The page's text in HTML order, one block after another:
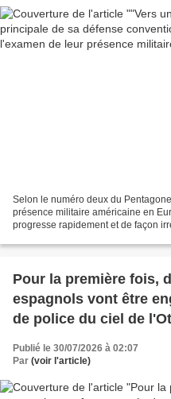
Selon le numéro deux du
présence militaire américaine en
progresse rapidement et de façon
Pour la première fois,
espagnols vont être
de police du ciel de
Publié le 30/07/2026 à 02:07
Par (voir l'article)